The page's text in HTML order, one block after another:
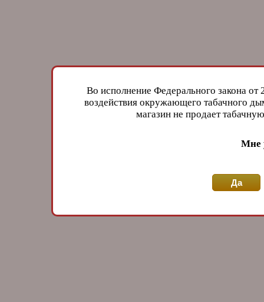
Во исполнение Федерального закона
воздействия окружающего табачного
магазин не продает
Мне
Да